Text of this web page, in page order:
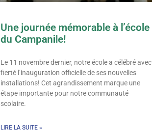
Une journée mémorable à l’école
du Campanile!
Le 11 novembre dernier, notre école a célébré avec
fierté l’inauguration officielle de ses nouvelles
installations! Cet agrandissement marque une
étape importante pour notre communauté
scolaire.
LIRE LA SUITE »